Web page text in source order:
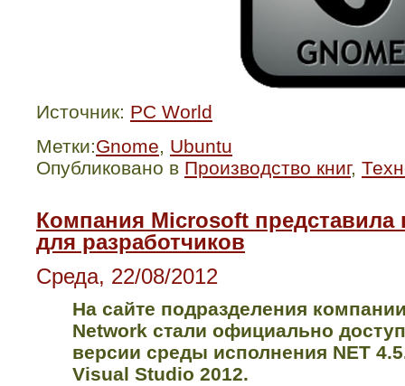
Источник: PC World
Метки:Gnome, Ubuntu
Опубликовано в Производство книг,
Компания Microsoft
для разработчиков
Среда, 22/08/2012
На сайте подразделения
Network стали официально
версии среды исполнения NET
Visual Studio 2012.